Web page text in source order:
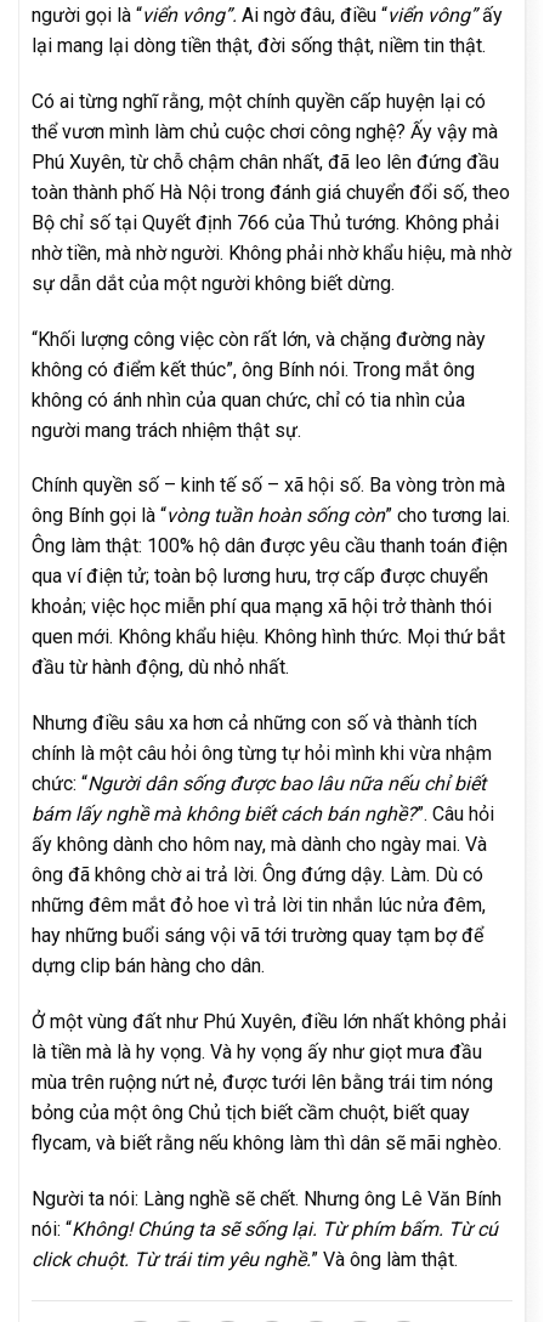
người gọi là “viển vông”. Ai ngờ đâu, điều “viển vông”ấy
lại mang lại dòng tiền thật, đời sống thật, niềm tin thật.
Có ai từng nghĩ rằng, một chính quyền cấp huyện lại có
thể vươn mình làm chủ cuộc chơi công nghệ? Ấy vậy mà
Phú Xuyên, từ chỗ chậm chân nhất, đã leo lên đứng đầu
toàn thành phố Hà Nội trong đánh giá chuyển đổi số, theo
Bộ chỉ số tại Quyết định 766 của Thủ tướng. Không phải
nhờ tiền, mà nhờ người. Không phải nhờ khẩu hiệu, mà nhờ
sự dẫn dắt của một người không biết dừng.
“Khối lượng công việc còn rất lớn, và chặng đường này
không có điểm kết thúc”, ông Bính nói. Trong mắt ông
không có ánh nhìn của quan chức, chỉ có tia nhìn của
người mang trách nhiệm thật sự.
Chính quyền số – kinh tế số – xã hội số. Ba vòng tròn mà
ông Bính gọi là “vòng tuần hoàn sống còn” cho tương lai.
Ông làm thật: 100% hộ dân được yêu cầu thanh toán điện
qua ví điện tử; toàn bộ lương hưu, trợ cấp được chuyển
khoản; việc học miễn phí qua mạng xã hội trở thành thói
quen mới. Không khẩu hiệu. Không hình thức. Mọi thứ bắt
đầu từ hành động, dù nhỏ nhất.
Nhưng điều sâu xa hơn cả những con số và thành tích
chính là một câu hỏi ông từng tự hỏi mình khi vừa nhậm
chức: “Người dân sống được bao lâu nữa nếu chỉ biết
bám lấy nghề mà không biết cách bán nghề?”. Câu hỏi
ấy không dành cho hôm nay, mà dành cho ngày mai. Và
ông đã không chờ ai trả lời. Ông đứng dậy. Làm. Dù có
những đêm mắt đỏ hoe vì trả lời tin nhắn lúc nửa đêm,
hay những buổi sáng vội vã tới trường quay tạm bợ để
dựng clip bán hàng cho dân.
Ở một vùng đất như Phú Xuyên, điều lớn nhất không phải
là tiền mà là hy vọng. Và hy vọng ấy như giọt mưa đầu
mùa trên ruộng nứt nẻ, được tưới lên bằng trái tim nóng
bỏng của một ông Chủ tịch biết cầm chuột, biết quay
flycam, và biết rằng nếu không làm thì dân sẽ mãi nghèo.
Người ta nói: Làng nghề sẽ chết. Nhưng ông Lê Văn Bính
nói: “Không! Chúng ta sẽ sống lại. Từ phím bấm. Từ cú
click chuột. Từ trái tim yêu nghề.” Và ông làm thật.